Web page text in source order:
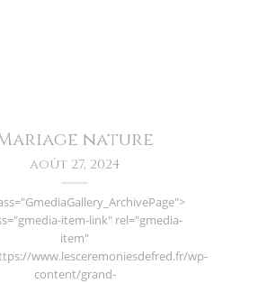
nature
août 27, 2024
item-link" rel="gmedia-
item"
www.lesceremoniesdefred.fr/wp-
content/grand-